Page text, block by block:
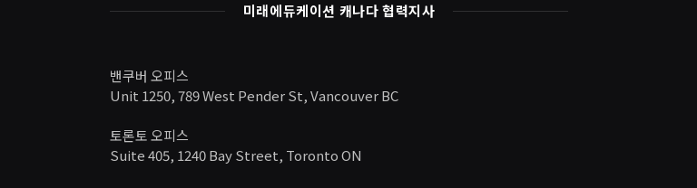
미래에듀케이션 캐나다 협력지사
밴쿠버 오피스
Unit 1250, 789 West Pender St, Vancouver BC
토론토 오피스
Suite 405, 1240 Bay Street, Toronto ON